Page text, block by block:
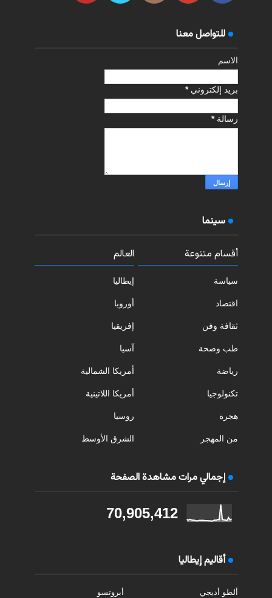
للتواصل معنا
الاسم
بريد إلكتروني*
رسالة*
سينما
أقسام متنوعة
سياسة
اقتصاد
ثقافة وفن
طب وصحة
رياضة
تكنولوجيا
هجرة
من المهجر
العالم
إيطاليا
أوروبا
إفريقيا
آسيا
أمريكا الشمالية
أمريكا اللاتينية
روسيا
الشرق الأوسط
إجمالي مرات مشاهدة الصفحة
70,905,412
أقاليم إيطاليا
ألطو أديجي
أبروتسو